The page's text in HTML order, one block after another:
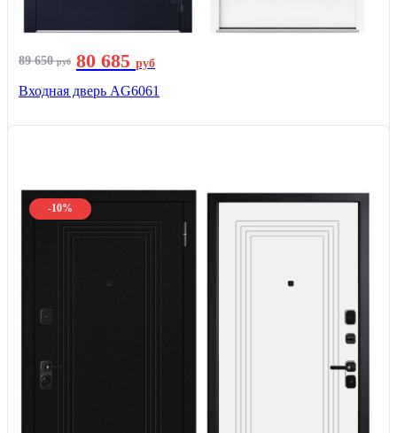
89 650руб 80 685 руб
Входная дверь AG6061
-10%